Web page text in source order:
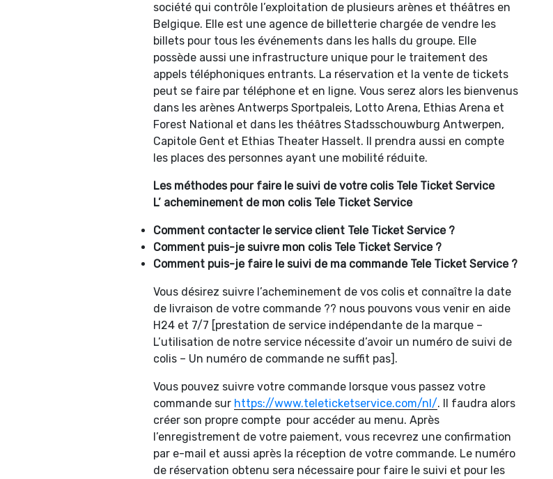
société qui contrôle l’exploitation de plusieurs arènes et théâtres en
Belgique. Elle est une agence de billetterie chargée de vendre les
billets pour tous les événements dans les halls du groupe. Elle
possède aussi une infrastructure unique pour le traitement des
appels téléphoniques entrants. La réservation et la vente de tickets
peut se faire par téléphone et en ligne. Vous serez alors les bienvenus
dans les arènes Antwerps Sportpaleis, Lotto Arena, Ethias Arena et
Forest National et dans les théâtres Stadsschouwburg Antwerpen,
Capitole Gent et Ethias Theater Hasselt. Il prendra aussi en compte
les places des personnes ayant une mobilité réduite.
Les méthodes pour faire le suivi de votre colis Tele Ticket Service
L’ acheminement de mon colis Tele Ticket Service
Comment contacter le service client Tele Ticket Service ?
Comment puis-je suivre mon colis Tele Ticket Service ?
Comment puis-je faire le suivi de ma commande Tele Ticket Service ?
Vous désirez suivre l’acheminement de vos colis et connaître la date
de livraison de votre commande ?? nous pouvons vous venir en aide
H24 et 7/7 [prestation de service indépendante de la marque –
L’utilisation de notre service nécessite d’avoir un numéro de suivi de
colis – Un numéro de commande ne suffit pas].
Vous pouvez suivre votre commande lorsque vous passez votre
commande sur https://www.teleticketservice.com/nl/. Il faudra alors
créer son propre compte pour accéder au menu. Après
l’enregistrement de votre paiement, vous recevrez une confirmation
par e-mail et aussi après la réception de votre commande. Le numéro
de réservation obtenu sera nécessaire pour faire le suivi et pour les